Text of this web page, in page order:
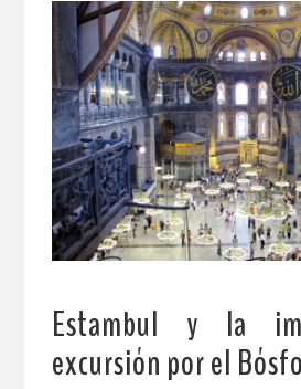
Estambul y la
excursión por el